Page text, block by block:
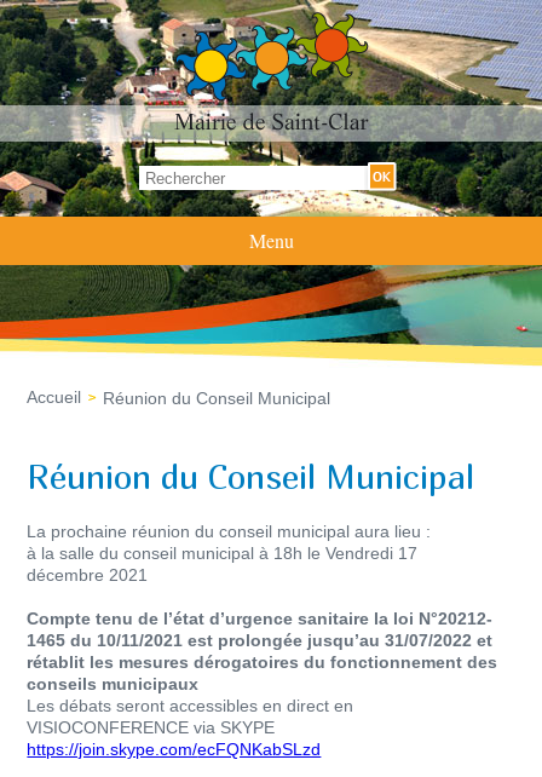
Formulaire de recherche
Rechercher
Menu
Accueil Réunion du Conseil Municipal
Réunion du Conseil Municipal
La prochaine réunion du conseil municipal aura lieu :
à la salle du conseil municipal à 18h le Vendredi 17
décembre 2021
Compte tenu de l’état d’urgence sanitaire la loi N°20212-
1465 du 10/11/2021 est prolongée jusqu’au 31/07/2022 et
rétablit les mesures dérogatoires du fonctionnement des
conseils municipaux
Les débats seront accessibles en direct en
VISIOCONFERENCE via SKYPE
https://join.skype.com/ecFQNKabSLzd